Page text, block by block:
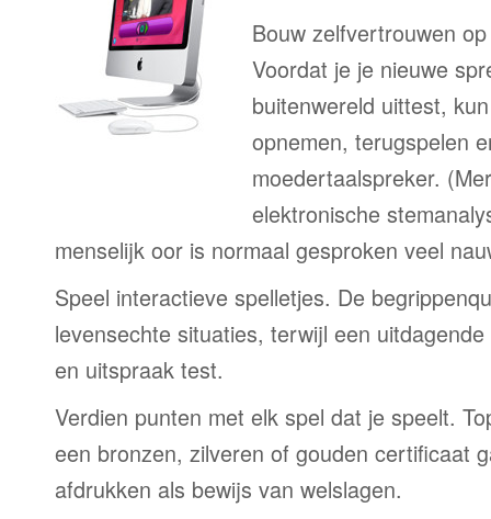
Bouw zelfvertrouwen
Voordat je je nieuwe
buitenwereld uittest,
opnemen, terugspelen
moedertaalspreker.
elektronische
menselijk oor is normaal gesproken veel
Speel interactieve spelletjes. De
levensechte situaties, terwijl een
en uitspraak test.
Verdien punten met elk spel dat je speelt.
een bronzen, zilveren of gouden certificaat
afdrukken als bewijs van welslagen.